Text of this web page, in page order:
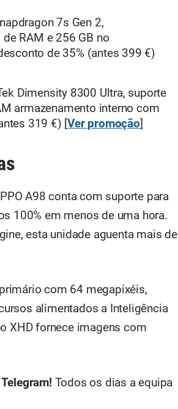
7s Gen 2,
RAM e 256 GB no
de 35% (antes 399 €)
Dimensity 8300 Ultra, suporte
armazenamento interno com
319 €) [Ver promoção]
A98 conta com suporte para
100% em menos de uma hora.
esta unidade aguenta mais de
com 64 megapixéis,
alimentados a Inteligência
XHD fornece imagens com
Todos os dias a equipa